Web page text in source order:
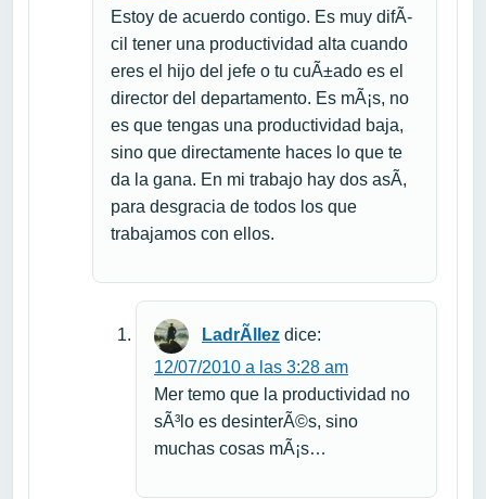
Estoy de acuerdo contigo. Es muy difÃ­
cil tener una productividad alta cuando
eres el hijo del jefe o tu cuÃ±ado es el
director del departamento. Es mÃ¡s, no
es que tengas una productividad baja,
sino que directamente haces lo que te
da la gana. En mi trabajo hay dos asÃ­,
para desgracia de todos los que
trabajamos con ellos.
LadrÃ­llez dice:
12/07/2010 a las 3:28 am
Mer temo que la productividad no
sÃ³lo es desinterÃ©s, sino
muchas cosas mÃ¡s…